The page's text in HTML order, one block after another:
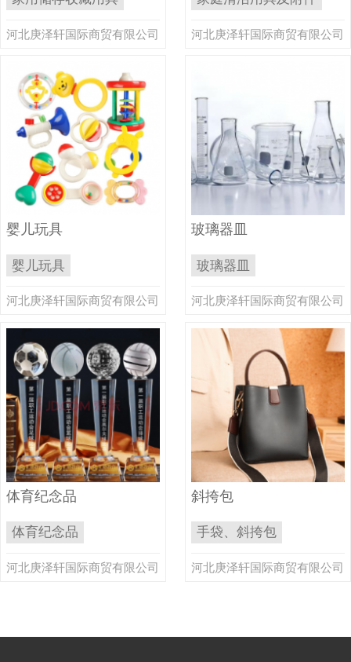
河北庚泽轩国际商贸有限公司 河北庚泽轩国际商贸有限公司
婴儿玩具
婴儿玩具
河北庚泽轩国际商贸有限公司
玻璃器皿
玻璃器皿
河北庚泽轩国际商贸有限公司
体育纪念品
体育纪念品
河北庚泽轩国际商贸有限公司
斜挎包
手袋、斜挎包
河北庚泽轩国际商贸有限公司